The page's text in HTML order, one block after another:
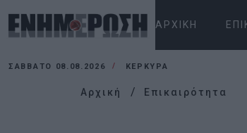
ΑΡΧΙΚΉ
ΣΆΒΒΑΤΟ 08.08.2026 ΚΕΡΚΥΡΑ
Αρχική Επικαιρότητα